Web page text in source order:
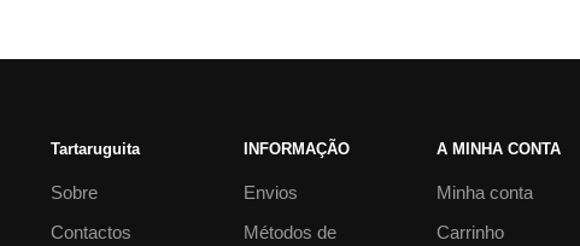
Tartaruguita
Sobre
Contactos
INFORMAÇÃO
Envios
Métodos de
A MINHA CONTA
Minha conta
Carrinho